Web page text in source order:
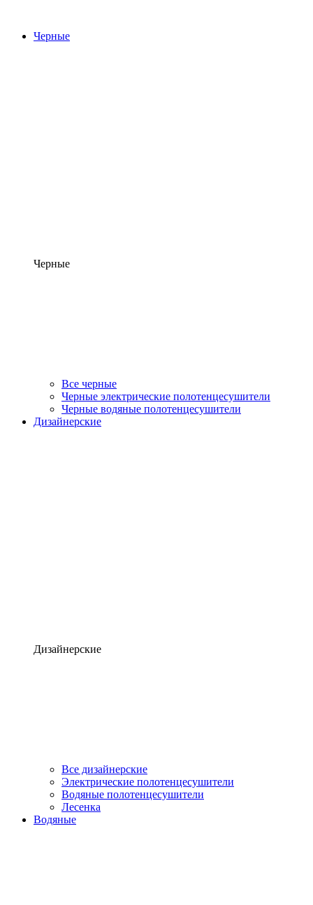
Черные
Черные
Все черные
Черные электрические полотенцесушители
Черные водяные полотенцесушители
Дизайнерские
Дизайнерские
Все дизайнерские
Электрические полотенцесушители
Водяные полотенцесушители
Лесенка
Водяные